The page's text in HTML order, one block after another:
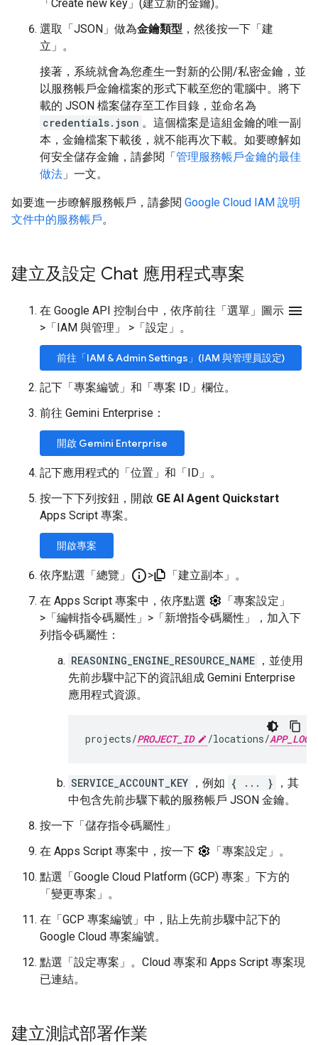
「Create new key」(建立新的金鑰)。
選取「JSON」 做為金鑰類型 ，然後按一下「建
立」 。
接著，系統就會為您產生一對新的公開/私密金鑰，並
以服務帳戶金鑰檔案的形式下載至您的電腦中。將下
載的 JSON 檔案儲存至工作目錄，並命名為
credentials.json 。這個檔案是這組金鑰的唯一副
本，金鑰檔案下載後，就不能再次下載。如要瞭解如
何安全儲存金鑰，請參閱「管理服務帳戶金鑰的最佳
做法 」一文。
如要進一步瞭解服務帳戶，請參閱 Google Cloud IAM 說明
文件中的服務帳戶。
建立及設定 Chat 應用程式專案
在 Google API 控制台中，依序前往「選單」圖示 menu
> 「IAM 與管理」 > 「設定」 。
前往「IAM & Admin Settings」(IAM 與管理員設定)
記下「專案編號」 和「專案 ID」 欄位。
前往 Gemini Enterprise：
開啟 Gemini Enterprise
記下應用程式的「位置」 和「ID」 。
按一下下列按鈕，開啟 GE AI Agent Quickstart
Apps Script 專案。
開啟專案
依序點選「總覽」 info_outline> 「建立副本」 。
在 Apps Script 專案中，依序點選
「專案設定」
> 「編輯指令碼屬性」 > 「新增指令碼屬性」
，加入下
列指令碼屬性：
REASONING_ENGINE_RESOURCE_NAME ，並使用
先前步驟中記下的資訊組成 Gemini Enterprise
應用程式資源。
projects/PROJECT_ID /locations/
SERVICE_ACCOUNT_KEY ，例如 { ... }
，其
中包含先前步驟下載的服務帳戶 JSON 金鑰。
按一下「儲存指令碼屬性」
在 Apps Script 專案中，按一下
「專案設定」 。
點選「Google Cloud Platform (GCP) 專案」 下方的
「變更專案」 。
在「GCP 專案編號」 中，貼上先前步驟中記下的
Google Cloud 專案編號。
點選「設定專案」 。Cloud 專案和 Apps Script 專案現
已連結。
建立測試部署作業